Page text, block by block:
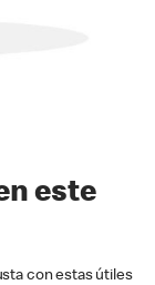
este
con estas útiles